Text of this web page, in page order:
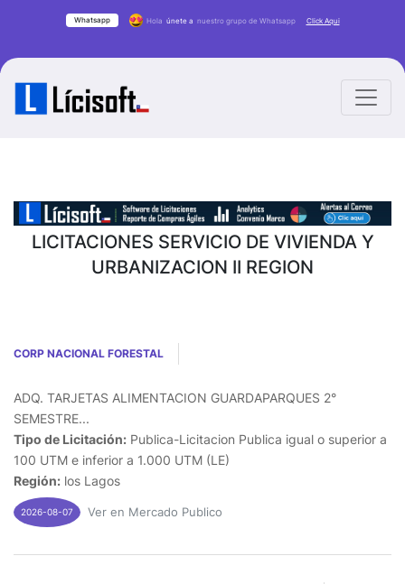
Whatsapp Hola únete a nuestro grupo de Whatsapp Click Aqui
LICITACIONES SERVICIO DE VIVIENDA Y
URBANIZACION II REGION
CORP NACIONAL FORESTAL
ADQ. TARJETAS ALIMENTACION GUARDAPARQUES 2°
SEMESTRE...
Tipo de Licitación: Publica-Licitacion Publica igual o superior a
100 UTM e inferior a 1.000 UTM (LE)
Región: los Lagos
2026-08-07 Ver en Mercado Publico